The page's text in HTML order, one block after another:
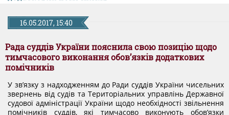
РІШЕННЯ РСУ
16.05.2017, 15:40
Рада суддів України пояснила свою позицію щодо
тимчасового виконання обов’язків додаткових
помічників
У зв’язку з надходженням до Ради суддів України чисельних
звернень від судів та Територіальних управлінь Державної
судової адміністрації України щодо необхідності звільнення
помічників суддів, які тимчасово виконують обов’язки